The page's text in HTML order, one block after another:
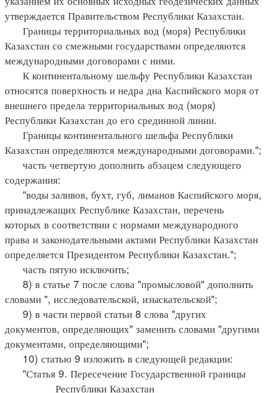
утверждается Правительством Республики Казахстан.
Границы территориальных вод (моря) Республики
Казахстан со смежными государствами определяются
международными договорами с ними.
К континентальному шельфу Республики Казахстан
относятся поверхность и недра дна Каспийского моря от
внешнего предела территориальных вод (моря)
Республики Казахстан до его срединной линии.
Границы континентального шельфа Республики
Казахстан определяются международными договорами.";
часть четвертую дополнить абзацем следующего
содержания:
"воды заливов, бухт, губ, лиманов Каспийского моря,
принадлежащих Республике Казахстан, перечень
которых в соответствии с нормами международного
права и законодательными актами Республики Казахстан
определяется Президентом Республики Казахстан.";
часть пятую исключить;
8) в статье 7 после слова "промысловой" дополнить
словами ", исследовательской, изыскательской";
9) в части первой статьи 8 слова "других
документов, определяющих" заменить словами "другими
документами, определяющими";
10) статью 9 изложить в следующей редакции:
"Статья 9. Пересечение Государственной границы
Республики Казахстан